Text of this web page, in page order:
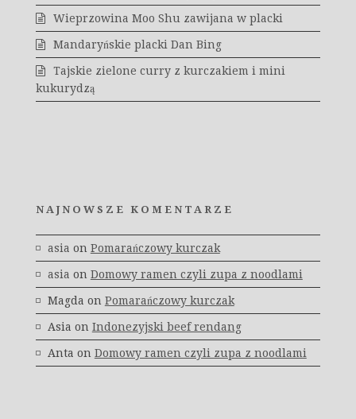
Wieprzowina Moo Shu zawijana w placki
Mandaryńskie placki Dan Bing
Tajskie zielone curry z kurczakiem i mini
kukurydzą
NAJNOWSZE KOMENTARZE
asia on Pomarańczowy kurczak
asia on Domowy ramen czyli zupa z noodlami
Magda on Pomarańczowy kurczak
Asia on Indonezyjski beef rendang
Anta on Domowy ramen czyli zupa z noodlami